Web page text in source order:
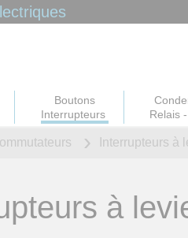
Boutons
Interrupteurs
Relais
Interrupteurs à
à